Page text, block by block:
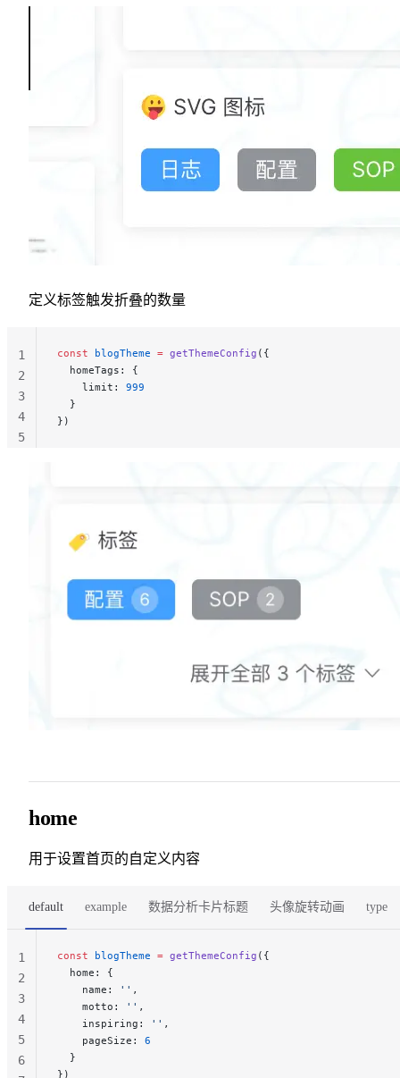
定义标签触发折叠的数量
const blogTheme = getThemeConfig ({
  homeTags: {
    limit:
999
  }
})
1
2
3
4
5
home
用于设置首页的自定义内容
default example 数据分析卡片标题 头像旋转动画 type
const blogTheme = getThemeConfig ({
  home: {
    name:
'' ,
    motto:
'' ,
    inspiring:
'' ,
    pageSize:
6
  }
})
1
2
3
4
5
6